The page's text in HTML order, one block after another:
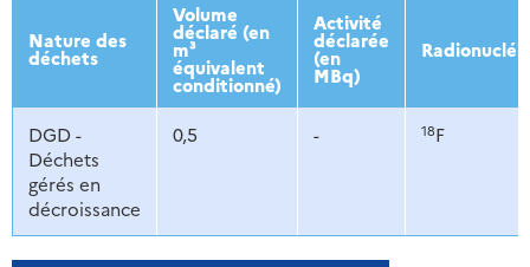
Nature des
déchets
Volume
déclaré (en
m³
équivalent
conditionné)
Activité
déclarée
(en
MBq)
DGD -
Déchets
gérés en
décroissance
0,5 - 18F